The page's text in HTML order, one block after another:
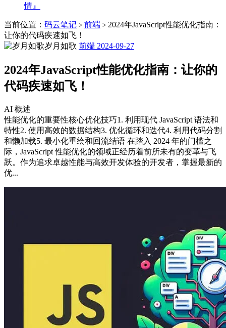
情』
当前位置： 码云笔记 > 前端 > 2024年JavaScript性能优化指南：
让你的代码疾速如飞！
岁月如歌 前端 2024-09-27
2024年JavaScript性能优化指南：让你的
代码疾速如飞！
AI 概述
性能优化的重要性核心优化技巧1. 利用现代 JavaScript 语法和
特性2. 使用高效的数据结构3. 优化循环和迭代4. 利用代码分割
和懒加载5. 最小化重绘和回流结语 在踏入 2024 年的门槛之
际，JavaScript 性能优化的领域正经历着前所未有的变革与飞
跃。作为追求卓越性能与高效开发体验的开发者，掌握最新的
优...